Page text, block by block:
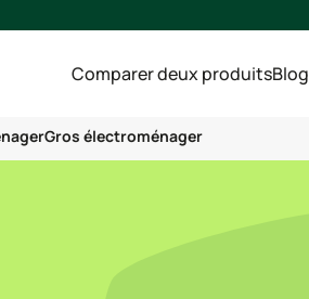
Comparer deux produitsBlog
Gros électroménager